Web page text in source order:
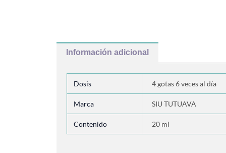
Información adicional
Dosis 4 gotas 6 veces al día
Marca SIU TUTUAVA
Contenido 20 ml